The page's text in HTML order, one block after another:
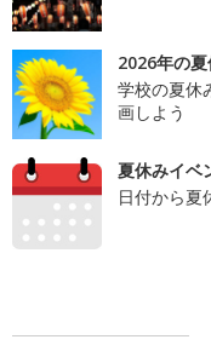
2026年の
学校の夏休
画しよう
夏休みイベ
日付から夏